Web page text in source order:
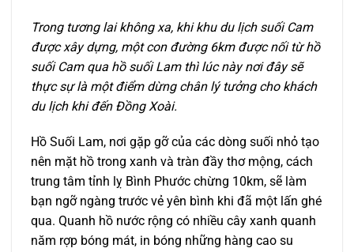
Trong tương lai không xa, khi khu du lịch suối Cam
được xây dựng, một con đường 6km được nối từ hồ
suối Cam qua hồ suối Lam thì lúc này nơi đây sẽ
thực sự là một điểm dừng chân lý tưởng cho khách
du lịch khi đến Đồng Xoài.
Hồ Suối Lam, nơi gặp gỡ của các dòng suối nhỏ tạo
nên mặt hồ trong xanh và tràn đầy thơ mộng, cách
trung tâm tỉnh lỵ Bình Phước chừng 10km, sẽ làm
bạn ngỡ ngàng trước vẻ yên bình khi đã một lấn ghé
qua. Quanh hồ nước rộng có nhiều cây xanh quanh
năm rợp bóng mát, in bóng những hàng cao su